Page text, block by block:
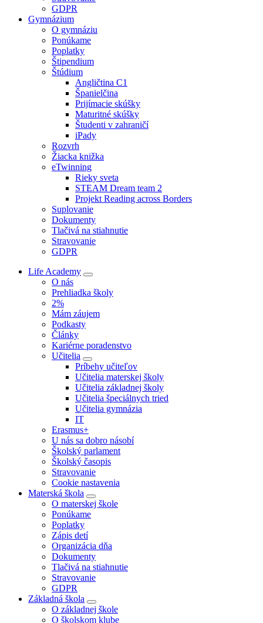
GDPR
Gymnázium
O gymnáziu
Ponúkame
Poplatky
Štipendium
Štúdium
Angličtina C1
Španielčina
Prijímacie skúšky
Maturitné skúšky
Študenti v zahraničí
iPady
Rozvrh
Žiacka knižka
eTwinning
Rieky sveta
STEAM Dream team 2
Projekt Reading across Borders
Suplovanie
Dokumenty
Tlačivá na stiahnutie
Stravovanie
GDPR
Life Academy
O nás
Prehliadka školy
2%
Mám záujem
Podkasty
Články
Kariérne poradenstvo
Učitelia
Príbehy učiteľov
Učitelia materskej školy
Učitelia základnej školy
Učitelia špeciálnych tried
Učitelia gymnázia
IT
Erasmus+
U nás sa dobro násobí
Školský parlament
Školský časopis
Stravovanie
Cookie nastavenia
Materská škola
O materskej škole
Ponúkame
Poplatky
Zápis detí
Organizácia dňa
Dokumenty
Tlačivá na stiahnutie
Stravovanie
GDPR
Základná škola
O základnej škole
O školskom klube